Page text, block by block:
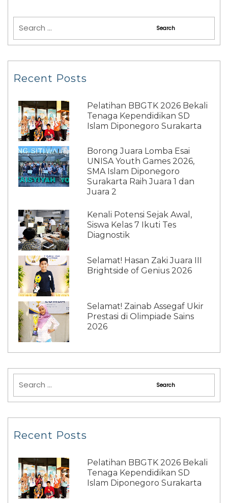
Recent Posts
Pelatihan BBGTK 2026 Bekali
Tenaga Kependidikan SD
Islam Diponegoro Surakarta
Borong Juara Lomba Esai
UNISA Youth Games 2026,
SMA Islam Diponegoro
Surakarta Raih Juara 1 dan
Juara 2
Kenali Potensi Sejak Awal,
Siswa Kelas 7 Ikuti Tes
Diagnostik
Selamat! Hasan Zaki Juara III
Brightside of Genius 2026
Selamat! Zainab Assegaf Ukir
Prestasi di Olimpiade Sains
2026
Recent Posts
Pelatihan BBGTK 2026 Bekali
Tenaga Kependidikan SD
Islam Diponegoro Surakarta